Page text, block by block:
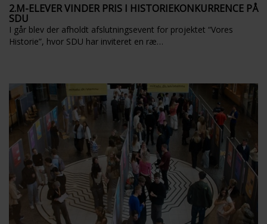
2.M-ELEVER VINDER PRIS I HISTORIEKONKURRENCE PÅ
SDU
I går blev der afholdt afslutningsevent for projektet “Vores
Historie”, hvor SDU har inviteret en ræ…